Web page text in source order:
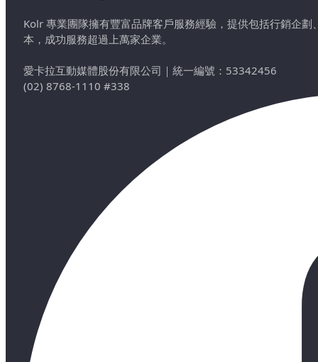
Kolr 專業團隊擁有豐富品牌客戶服務經驗，提供包括行銷企
本，成功服務超過上萬家企業。
愛卡拉互動媒體股份有限公司 ｜ 統一編號：53342456
(02) 8768-1110 #338